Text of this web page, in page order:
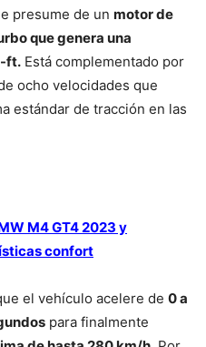
presume de un motor de
que genera una
ft. Está complementado por
ocho velocidades que
estándar de tracción en las
M4 GT4 2023 y
confort
el vehículo acelere de 0 a
para finalmente